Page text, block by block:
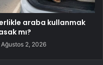
araba kullanmak
mı?
Ağustos 2, 2026